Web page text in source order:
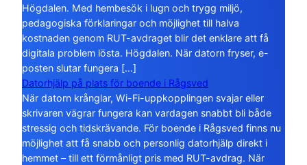
Högdalen. Med hembesök i lugn och trygg miljö,
pedagogiska förklaringar och möjlighet till halva
kostnaden genom RUT-avdraget blir det enklare att få
digitala problem lösta. Högdalen. När datorn fryser, e-
posten slutar fungera […]
Datorhjälp på plats för boende i Rågsved
När datorn krånglar, Wi-Fi-uppkopplingen svajar eller
skrivaren vägrar fungera kan vardagen snabbt bli både
stressig och tidskrävande. För boende i Rågsved finns nu
möjlighet att få snabb och personlig datorhjälp direkt i
hemmet – till ett förmånligt pris med RUT-avdrag. När